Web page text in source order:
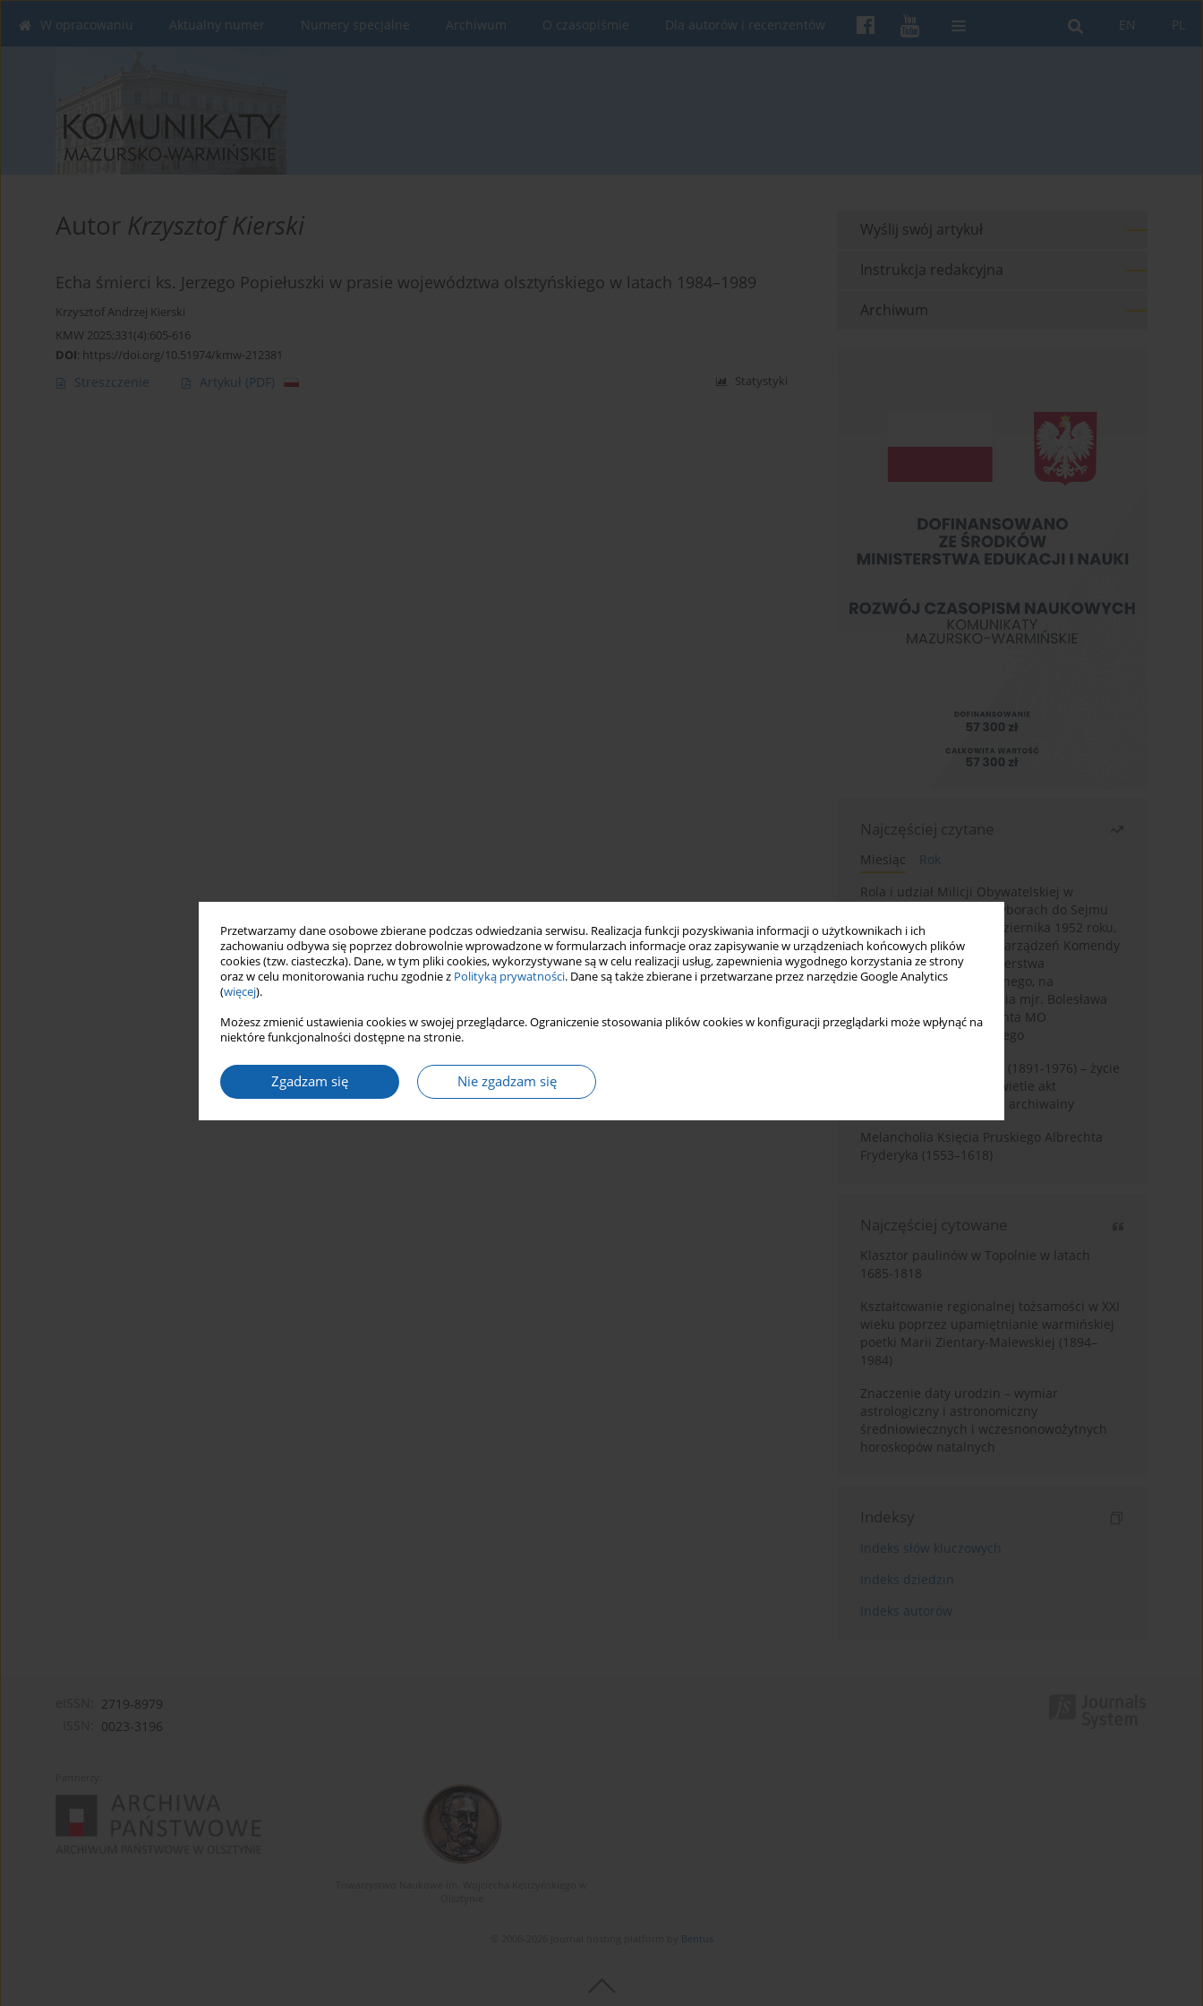
Przetwarzamy dane osobowe zbierane podczas odwiedzania serwisu. Realizacja funkcji pozyskiwania informacji o użytkownikach i ich
zachowaniu odbywa się poprzez dobrowolnie wprowadzone w formularzach informacje oraz zapisywanie w urządzeniach końcowych plików
cookies (tzw. ciasteczka). Dane, w tym pliki cookies, wykorzystywane są w celu realizacji usług, zapewnienia wygodnego korzystania ze strony
oraz w celu monitorowania ruchu zgodnie z Polityką prywatności. Dane są także zbierane i przetwarzane przez narzędzie Google Analytics
(więcej).
Możesz zmienić ustawienia cookies w swojej przeglądarce. Ograniczenie stosowania plików cookies w konfiguracji przeglądarki może wpłynąć na
niektóre funkcjonalności dostępne na stronie.
Zgadzam się Nie zgadzam się
PL
EN
W opracowaniu Aktualny numer Numery specjalne Archiwum O czasopiśmie Dla autorów i recenzentów
Autor Krzysztof Kierski
Echa śmierci ks. Jerzego Popiełuszki w prasie województwa olsztyńskiego w latach 1984–1989
Krzysztof Andrzej Kierski
KMW 2025;331(4):605-616
DOI: https://doi.org/10.51974/kmw-212381
Streszczenie Artykuł (PDF) Statystyki
Wyślij swój artykuł
Instrukcja redakcyjna
Archiwum
Najczęściej czytane
Miesiąc
Rok
Rola i udział Milicji Obywatelskiej w
kampanii wyborczej i wyborach do Sejmu
PRL I kadencji z 26 października 1952 roku,
w świetle wytycznych i zarządzeń Komendy
Głównej MO oraz Ministerstwa
Bezpieczeństwa Publicznego, na
przykładzie sprawozdania mjr. Bolesława
Wyszyńskiego komendanta MO
województwa olsztyńskiego
Zygmunt Tadeusz Robel (1891-1976) – życie
i kariera zawodowa w świetle akt
osobowych. Rekonesans archiwalny
Melancholia Księcia Pruskiego Albrechta
Fryderyka (1553–1618)
Najczęściej cytowane
Klasztor paulinów w Topolnie w latach
1685-1818
Kształtowanie regionalnej tożsamości w XXI
wieku poprzez upamiętnianie warmińskiej
poetki Marii Zientary-Malewskiej (1894–
1984)
Znaczenie daty urodzin – wymiar
astrologiczny i astronomiczny
średniowiecznych i wczesnonowożytnych
horoskopów natalnych
Indeksy
Indeks słów kluczowych
Indeks dziedzin
Indeks autorów
2719-8979
0023-3196
Bentus